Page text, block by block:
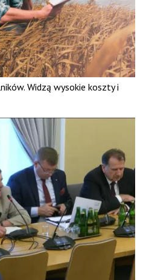
Widzą wysokie koszty i